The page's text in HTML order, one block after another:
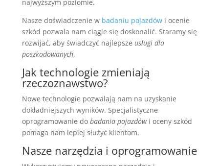
najwyższym poziomie.
Nasze doświadczenie w badaniu pojazdówi ocenie
szkód pozwala nam ciągle się doskonalić. Staramy się
rozwijać, aby świadczyć najlepsze usługi dla
poszkodowanych.
Jak technologie zmieniają
rzeczoznawstwo?
Nowe technologie pozwalają nam na uzyskanie
dokładniejszych wyników. Specjalistyczne
oprogramowanie do badania pojazdówi oceny szkód
pomaga nam lepiej służyć klientom.
Nasze narzędzia i oprogramowanie